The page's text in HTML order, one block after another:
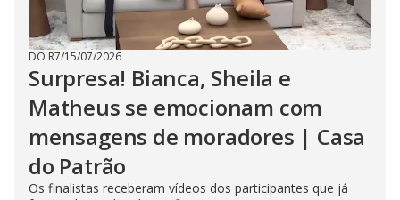
DO R7/15/07/2026
Surpresa! Bianca, Sheila e
Matheus se emocionam com
mensagens de moradores | Casa
do Patrão
Os finalistas receberam vídeos dos participantes que já